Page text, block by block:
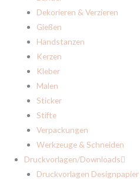
Dekorieren & Verzieren
Gießen
Handstanzen
Kerzen
Kleber
Malen
Sticker
Stifte
Verpackungen
Werkzeuge & Schneiden
Druckvorlagen/Downloads
Druckvorlagen Designpapier